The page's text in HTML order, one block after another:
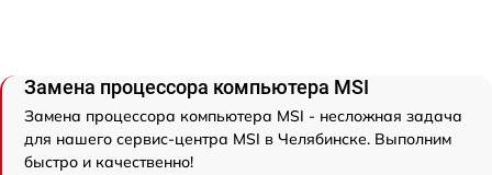
Замена процессора компьютера MSI
Замена процессора компьютера MSI - несложная задача
для нашего сервис-центра MSI в Челябинске. Выполним
быстро и качественно!